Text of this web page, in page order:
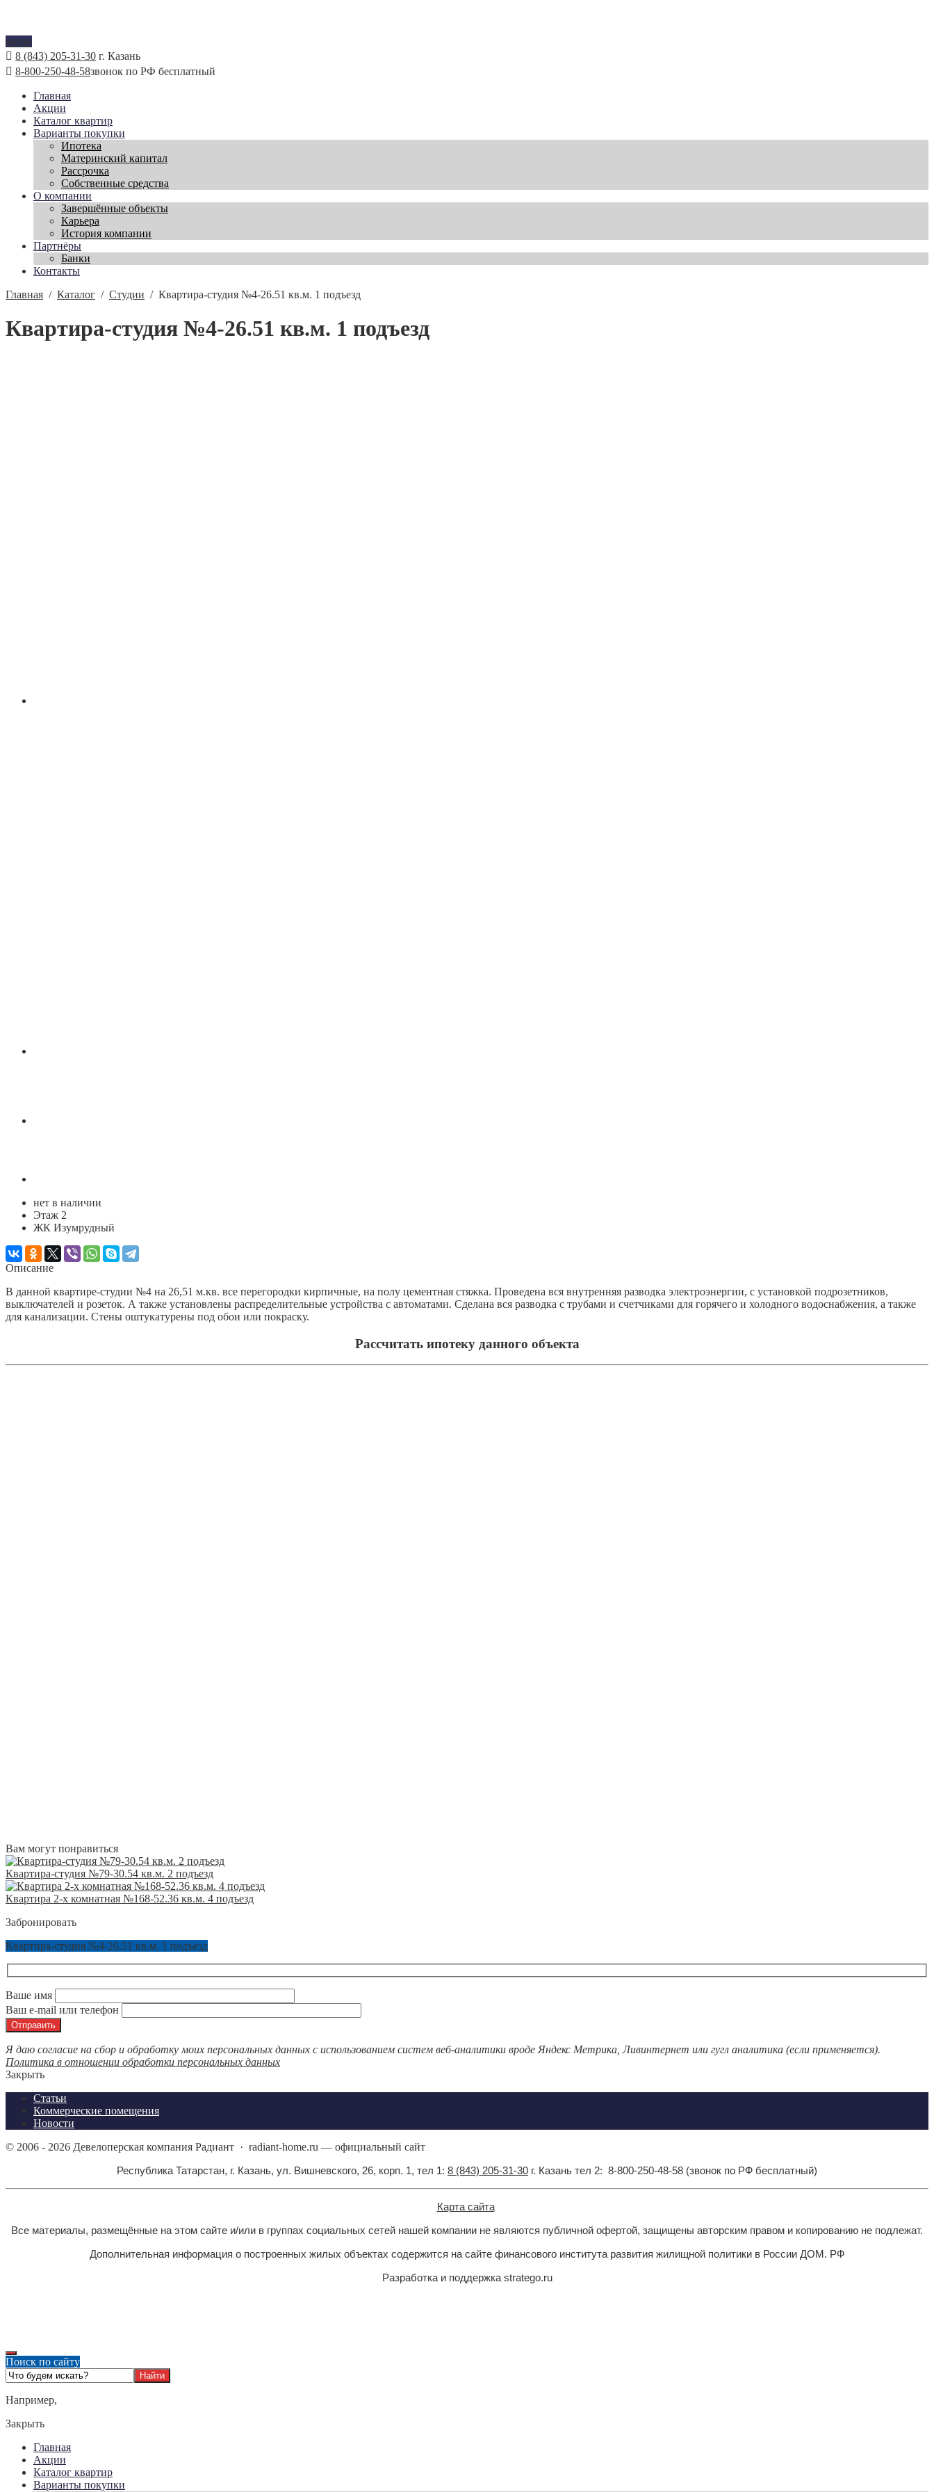
меню
8 (843) 205-31-30 г. Казань
8-800-250-48-58звонок по РФ бесплатный
Главная
Акции
Каталог квартир
Варианты покупки
Ипотека
Материнский капитал
Рассрочка
Собственные средства
О компании
Завершённые объекты
Карьера
История компании
Партнёры
Банки
Контакты
Главная / Каталог / Студии / Квартира-студия №4-26.51 кв.м. 1 подъезд
Квартира-студия №4-26.51 кв.м. 1 подъезд
нет в наличии
Этаж 2
ЖК Изумрудный
Описание
В данной квартире-студии №4 на 26,51 м.кв. все перегородки кирпичные, на полу цементная стяжка. Проведена вся внутренняя разводка электроэнергии, с установкой подрозетников,
выключателей и розеток. А также установлены распределительные устройства с автоматами. Сделана вся разводка с трубами и счетчиками для горячего и холодного водоснабжения, а также
для канализации. Стены оштукатурены под обои или покраску.
Рассчитать ипотеку данного объекта
Вам могут понравиться
Квартира-студия №79-30.54 кв.м. 2 подъезд
Квартира 2-х комнатная №168-52.36 кв.м. 4 подъезд
Забронировать
Квартира-студия №4-26.51 кв.м. 1 подъезд
Ваше имя
Ваш e-mail или телефон
Я даю согласие на сбор и обработку моих персональных данных с использованием систем веб-аналитики вроде Яндекс Метрика, Ливинтернет или гугл аналитика (если применяется).
Политика в отношении обработки персональных данных
Закрыть
Статьи
Коммерческие помещения
Новости
© 2006 - 2026 Девелоперская компания Радиант · radiant-home.ru — официальный сайт
Республика Татарстан, г. Казань, ул. Вишневского, 26, корп. 1, тел 1: 8 (843) 205-31-30 г. Казань тел 2: 8-800-250-48-58 (звонок по РФ бесплатный)
Карта сайта
Все материалы, размещённые на этом сайте и/или в группах социальных сетей нашей компании не являются публичной офертой, защищены авторским правом и копированию не подлежат.
Дополнительная информация о построенных жилых объектах содержится на сайте финансового института развития жилищной политики в России ДОМ. РФ
Разработка и поддержка stratego.ru
Поиск по сайту
Например,
Закрыть
Главная
Акции
Каталог квартир
Варианты покупки